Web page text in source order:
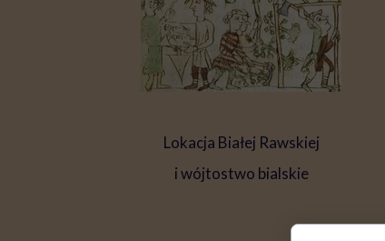
Lokacja Białej Rawskiej
i wójtostwo bialskie